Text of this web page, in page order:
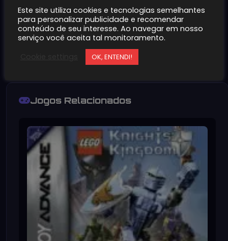
Site
Salvar meus dados neste navegador
para a próxima vez que eu comentar.
Jogos Relacionados
Este site utiliza cookies e tecnologias semelhantes
para personalizar publicidade e recomendar
conteúdo de seu interesse. Ao navegar em nosso
serviço você aceita tal monitoramento.
OK, ENTENDI!